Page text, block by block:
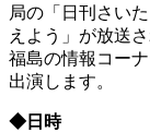
局の「日刊さい
えよう」が放送
福島の情報コー
出演します。
◆日時